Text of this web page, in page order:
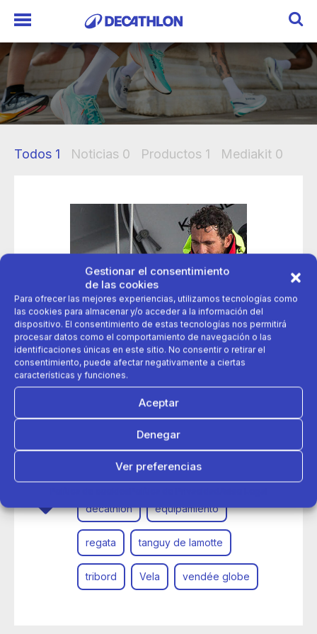
Gestionar el consentimiento
de las cookies
Para ofrecer las mejores experiencias, utilizamos tecnologías como
las cookies para almacenar y/o acceder a la información del
dispositivo. El consentimiento de estas tecnologías nos permitirá
procesar datos como el comportamiento de navegación o las
identificaciones únicas en este sitio. No consentir o retirar el
consentimiento, puede afectar negativamente a ciertas
características y funciones.
Aceptar
Denegar
Ver preferencias
Todos 1 Noticias 0 Productos 1 Mediakit 0
decathlon equipamiento
regata tanguy de lamotte
tribord Vela vendée globe